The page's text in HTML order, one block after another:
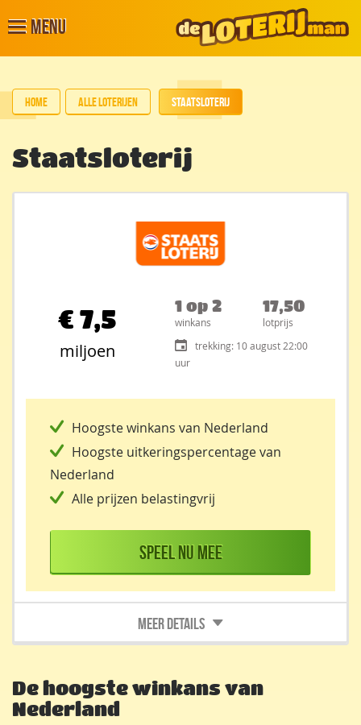
Menu
Home Alle loterijen Staatsloterij
Staatsloterij
€7,5
miljoen
1 op 2
winkans
17,50
lotprijs
trekking: 10 august 22:00
uur
Hoogste winkans van Nederland
Hoogste uitkeringspercentage van
Nederland
Alle prijzen belastingvrij
Speel nu mee
De hoogste winkans van
Nederland